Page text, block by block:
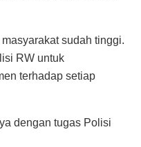
sudah tinggi.
RW untuk
terhadap setiap
dengan tugas Polisi